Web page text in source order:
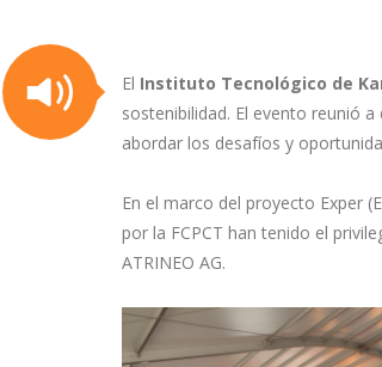
El Instituto Tecnológico de
sostenibilidad. El evento reunió
abordar los desafíos y
En el marco del proyecto Exper
por la FCPCT han tenido el
ATRINEO AG.